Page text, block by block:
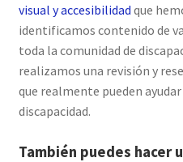
visual y accesibilidad que
identificamos contenido de
toda la comunidad de
realizamos una revisión y
que realmente pueden
discapacidad.
También puedes hacer